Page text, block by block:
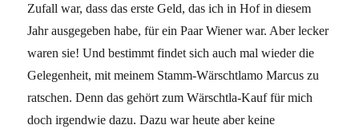
Zufall war, dass das erste Geld, das ich in Hof in diesem
Jahr ausgegeben habe, für ein Paar Wiener war. Aber lecker
waren sie! Und bestimmt findet sich auch mal wieder die
Gelegenheit, mit meinem Stamm-Wärschtlamo Marcus zu
ratschen. Denn das gehört zum Wärschtla-Kauf für mich
doch irgendwie dazu. Dazu war heute aber keine